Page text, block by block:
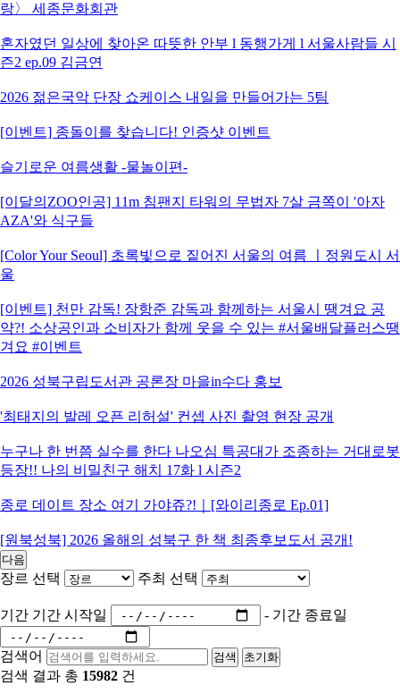
랑〉 세종문화회관
혼자였던 일상에 찾아온 따뜻한 안부 l 동행가게 l 서울사람들 시
즌2 ep.09 김금연
2026 젊은국악 단장 쇼케이스 내일을 만들어가는 5팀
[이벤트] 종돌이를 찾습니다! 인증샷 이벤트
슬기로운 여름생활 -물놀이편-
[이달의ZOO인공] 11m 침팬지 타워의 무법자 7살 금쪽이 '아자
AZA'와 식구들
[Color Your Seoul] 초록빛으로 짙어진 서울의 여름 ㅣ정원도시 서
울
[이벤트] 천만 감독! 장항준 감독과 함께하는 서울시 땡겨요 공
약?! 소상공인과 소비자가 함께 웃을 수 있는 #서울배달플러스땡
겨요 #이벤트
2026 성북구립도서관 공론장 마을in수다 홍보
'최태지의 발레 오픈 리허설' 컨셉 사진 촬영 현장 공개
누구나 한 번쯤 실수를 한다 나오심 특공대가 조종하는 거대로봇
등장!! 나의 비밀친구 해치 17화 l 시즌2
종로 데이트 장소 여기 가야쥬?!｜[와이리종로 Ep.01]
[원북성북] 2026 올해의 성북구 한 책 최종후보도서 공개!
다음
장르 선택 주최 선택
기간 기간 시작일 - 기간 종료일
검색어 검색 초기화
검색 결과 총 15982 건